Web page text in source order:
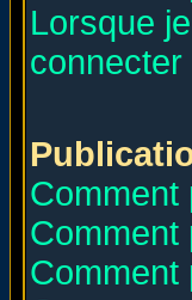
Lorsque
connecter
Comment
Comment
Comment